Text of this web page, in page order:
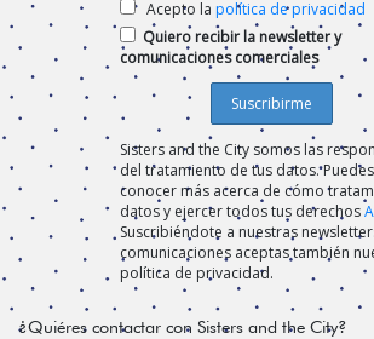
Acepto la política de privacidad
Quiero recibir la newsletter y
comunicaciones comerciales
Sisters and the City somos las
del tratamiento de tus datos. Puedes
conocer más acerca de cómo
datos y ejercer todos tus derechos
Suscribiéndote a nuestras
comunicaciones aceptas también
política de privacidad.
¿Quiéres contactar con Sisters and the City?